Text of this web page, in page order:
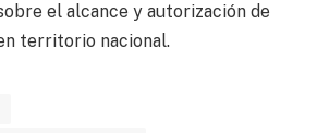
el alcance y autorización de
territorio nacional.